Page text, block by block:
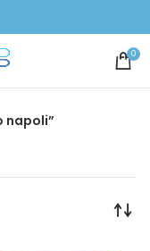
0
napoli”